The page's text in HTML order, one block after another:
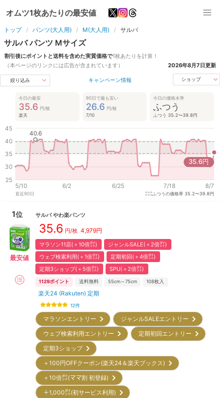
オムツ1枚あたりの最安値
トップ パンツ(大人用) M(大人用) サルバ
サルバ パンツ Mサイズ
割引後にポイントと送料を含めた実質価格で1枚あたりを計算！
（本ページのリンクには広告が含まれています）
2026年8月7日更新
絞り込み キャンペーン情報 ショップ
今日の最安
35.6 円/枚
楽天
90日で最も安い
26.6 円/枚
7/10
今日の価格水準
ふつう
ふつう 35.2〜39.8円
25
30
35
40
45
5/10 6/2 6/25 7/18 8/7
40.6
35.6円
直近90日 ふつうの価格帯35.2〜39.8円
1位
最安値
サルバ やわ楽パンツ
35.6 円/枚 4,979円
マラソン11店(＋10倍㌽)
ジャンルSALE(＋2倍㌽)
ウェブ検索利用(＋1倍㌽)
定期初回(＋4倍㌽)
定期3ショップ(＋5倍㌽)
SPU(＋2倍㌽)
1129ポイント 送料無料 55cm～75cm 108枚入
楽天24 (Rakuten) 定期
12件
マラソンエントリー
ジャンルSALEエントリー
ウェブ検索利用エントリー
定期初回エントリー
定期3ショップ
＋100円OFFクーポン(楽天24＆楽天ブックス)
＋10倍㌽(ママ割 初登録)
＋1,000㌽(初サービス利用)